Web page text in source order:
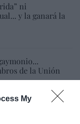
My
ni
y la ganará la
de la Unión